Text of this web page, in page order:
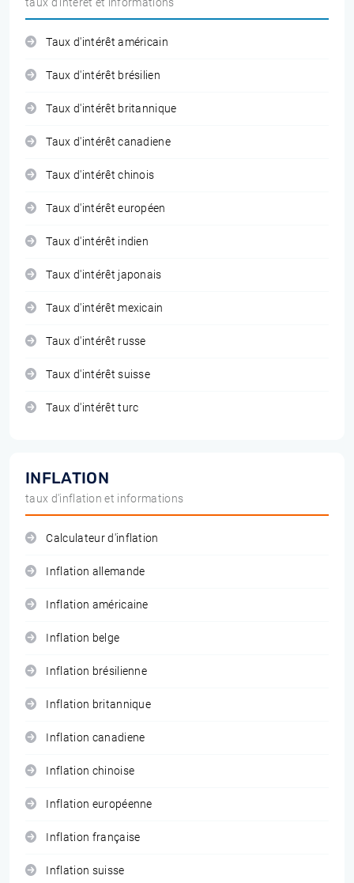
Taux d'intérêt américain
Taux d'intérêt brésilien
Taux d'intérêt britannique
Taux d'intérêt canadiene
Taux d'intérêt chinois
Taux d'intérêt européen
Taux d'intérêt indien
Taux d'intérêt japonais
Taux d'intérêt mexicain
Taux d'intérêt russe
Taux d'intérêt suisse
Taux d'intérêt turc
INFLATION
taux d'inflation et informations
Calculateur d'inflation
Inflation allemande
Inflation américaine
Inflation belge
Inflation brésilienne
Inflation britannique
Inflation canadiene
Inflation chinoise
Inflation européenne
Inflation française
Inflation suisse